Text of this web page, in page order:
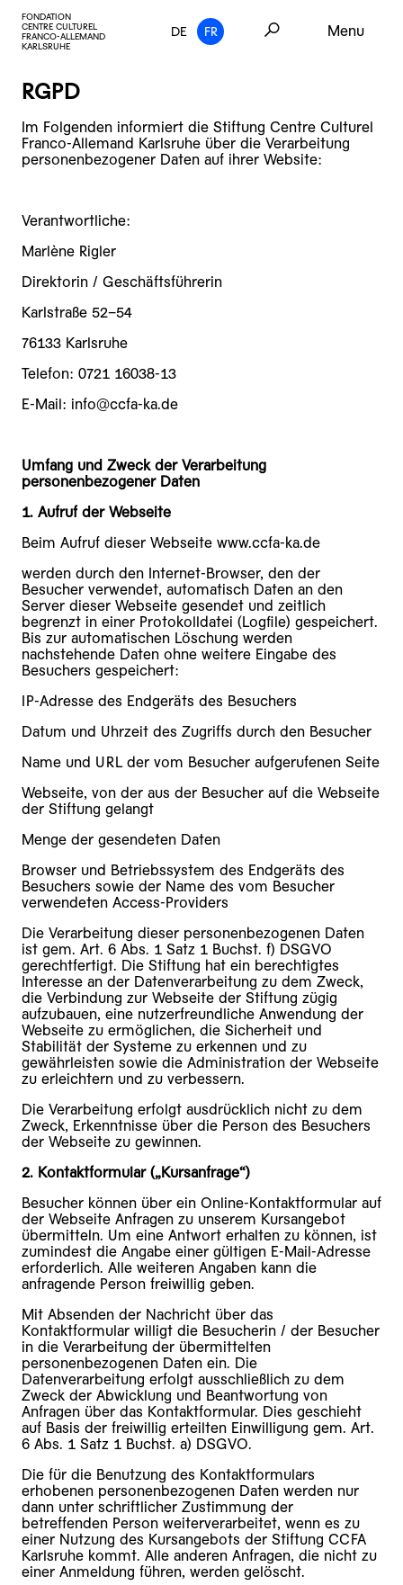
FONDATION
CENTRE CULTUREL
FRANCO-ALLEMAND
KARLSRUHE
DE FR Menu
RGPD
Im Folgenden informiert die Stiftung Centre Culturel
Franco-Allemand Karlsruhe über die Verarbeitung
personenbezogener Daten auf ihrer Website:
Verantwortliche:
Marlène Rigler
Direktorin / Geschäftsführerin
Karlstraße 52–54
76133 Karlsruhe
Telefon: 0721 16038-13
E-Mail: info@ccfa-ka.de
Umfang und Zweck der Verarbeitung
personenbezogener Daten
1. Aufruf der Webseite
Beim Aufruf dieser Webseite www.ccfa-ka.de
werden durch den Internet-Browser, den der
Besucher verwendet, automatisch Daten an den
Server dieser Webseite gesendet und zeitlich
begrenzt in einer Protokolldatei (Logfile) gespeichert.
Bis zur automatischen Löschung werden
nachstehende Daten ohne weitere Eingabe des
Besuchers gespeichert:
IP-Adresse des Endgeräts des Besuchers
Datum und Uhrzeit des Zugriffs durch den Besucher
Name und URL der vom Besucher aufgerufenen Seite
Webseite, von der aus der Besucher auf die Webseite
der Stiftung gelangt
Menge der gesendeten Daten
Browser und Betriebssystem des Endgeräts des
Besuchers sowie der Name des vom Besucher
verwendeten Access-Providers
Die Verarbeitung dieser personenbezogenen Daten
ist gem. Art. 6 Abs. 1 Satz 1 Buchst. f) DSGVO
gerechtfertigt. Die Stiftung hat ein berechtigtes
Interesse an der Datenverarbeitung zu dem Zweck,
die Verbindung zur Webseite der Stiftung zügig
aufzubauen, eine nutzerfreundliche Anwendung der
Webseite zu ermöglichen, die Sicherheit und
Stabilität der Systeme zu erkennen und zu
gewährleisten sowie die Administration der Webseite
zu erleichtern und zu verbessern.
Die Verarbeitung erfolgt ausdrücklich nicht zu dem
Zweck, Erkenntnisse über die Person des Besuchers
der Webseite zu gewinnen.
2. Kontaktformular („Kursanfrage“)
Besucher können über ein Online-Kontaktformular auf
der Webseite Anfragen zu unserem Kursangebot
übermitteln. Um eine Antwort erhalten zu können, ist
zumindest die Angabe einer gültigen E-Mail-Adresse
erforderlich. Alle weiteren Angaben kann die
anfragende Person freiwillig geben.
Mit Absenden der Nachricht über das
Kontaktformular willigt die Besucherin / der Besucher
in die Verarbeitung der übermittelten
personenbezogenen Daten ein. Die
Datenverarbeitung erfolgt ausschließlich zu dem
Zweck der Abwicklung und Beantwortung von
Anfragen über das Kontaktformular. Dies geschieht
auf Basis der freiwillig erteilten Einwilligung gem. Art.
6 Abs. 1 Satz 1 Buchst. a) DSGVO.
Die für die Benutzung des Kontaktformulars
erhobenen personenbezogenen Daten werden nur
dann unter schriftlicher Zustimmung der
betreffenden Person weiterverarbeitet, wenn es zu
einer Nutzung des Kursangebots der Stiftung CCFA
Karlsruhe kommt. Alle anderen Anfragen, die nicht zu
einer Anmeldung führen, werden gelöscht.